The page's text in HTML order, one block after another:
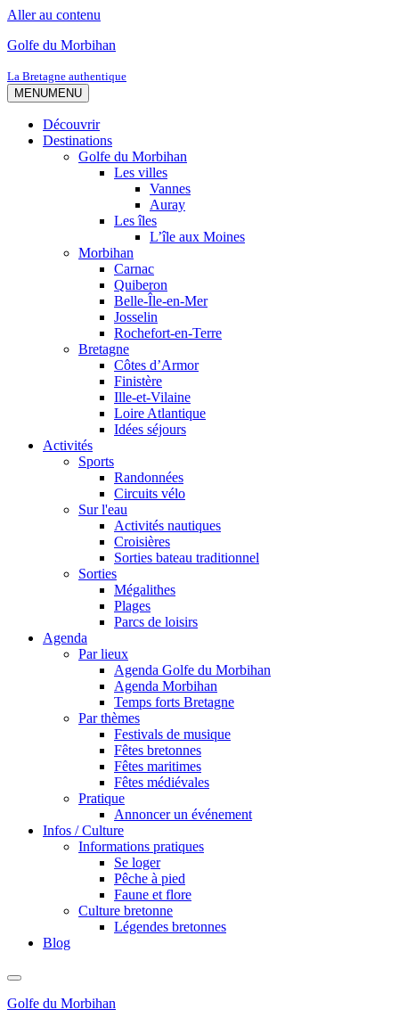
Aller au contenu
Golfe du Morbihan
La Bretagne authentique
MENUMENU
Découvrir
Destinations
Golfe du Morbihan
Les villes
Vannes
Auray
Les îles
L’île aux Moines
Morbihan
Carnac
Quiberon
Belle-Île-en-Mer
Josselin
Rochefort-en-Terre
Bretagne
Côtes d’Armor
Finistère
Ille-et-Vilaine
Loire Atlantique
Idées séjours
Activités
Sports
Randonnées
Circuits vélo
Sur l'eau
Activités nautiques
Croisières
Sorties bateau traditionnel
Sorties
Mégalithes
Plages
Parcs de loisirs
Agenda
Par lieux
Agenda Golfe du Morbihan
Agenda Morbihan
Temps forts Bretagne
Par thèmes
Festivals de musique
Fêtes bretonnes
Fêtes maritimes
Fêtes médiévales
Pratique
Annoncer un événement
Infos / Culture
Informations pratiques
Se loger
Pêche à pied
Faune et flore
Culture bretonne
Légendes bretonnes
Blog
Golfe du Morbihan